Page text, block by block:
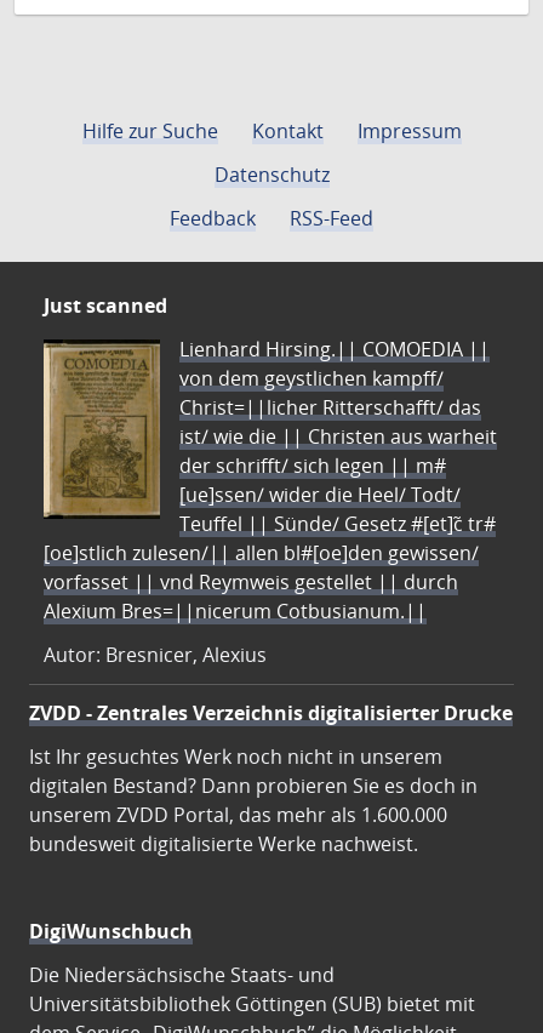
Hilfe zur Suche Kontakt
Impressum
Datenschutz
Feedback
RSS-Feed
Just scanned
Lienhard Hirsing.|| COMOEDIA ||
von dem geystlichen kampff/
Christ=||licher Ritterschafft/ das
ist/ wie die || Christen aus warheit
der schrifft/ sich legen || m#
[ue]ssen/ wider die Heel/ Todt/
Teuffel || Sünde/ Gesetz #[et]c̃ tr#
[oe]stlich zulesen/|| allen bl#[oe]den gewissen/
vorfasset || vnd Reymweis gestellet || durch
Alexium Bres=||nicerum Cotbusianum.||
Autor: Bresnicer, Alexius
ZVDD - Zentrales Verzeichnis digitalisierter Drucke
Ist Ihr gesuchtes Werk noch nicht in unserem
digitalen Bestand? Dann probieren Sie es doch in
unserem ZVDD Portal, das mehr als 1.600.000
bundesweit digitalisierte Werke nachweist.
DigiWunschbuch
Die Niedersächsische Staats- und
Universitätsbibliothek Göttingen (SUB) bietet mit